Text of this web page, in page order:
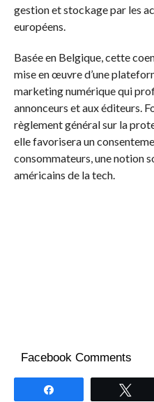
gestion et stockage par les
européens.
Basée en Belgique, cette
mise en œuvre d’une
marketing numérique qui
annonceurs et aux éditeurs.
règlement général sur la
elle favorisera un
consommateurs, une notion
américains de la tech.
Facebook Comments